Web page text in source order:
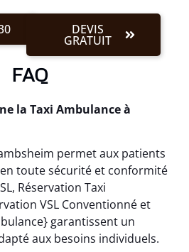
DEVIS
GRATUIT
FAQ
la Taxi Ambulance à
permet aux patients
en toute sécurité et conformité
Réservation Taxi
VSL Conventionné et
garantissent un
aux besoins individuels.